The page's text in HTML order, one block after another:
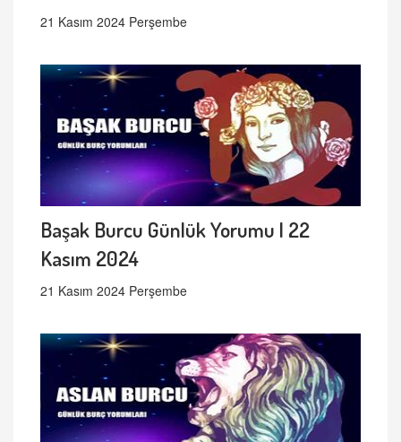
21 Kasım 2024 Perşembe
Başak Burcu Günlük Yorumu | 22
Kasım 2024
21 Kasım 2024 Perşembe